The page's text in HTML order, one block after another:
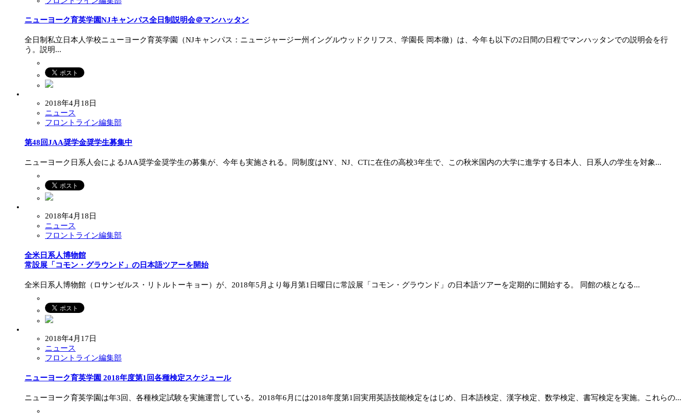
ニューヨーク育英学園NJキャンパス全日制説明会＠マンハッタン
全日制私立日本人学校ニューヨーク育英学園（NJキャンパス：ニュージャージー州イングルウッドクリフス、学園長 岡本徹）は、今年も以下の2日間の日程でマンハッタンでの説明会を行
う。説明...
2018年4月18日
ニュース
フロントライン編集部
第48回JAA奨学金奨学生募集中
ニューヨーク日系人会によるJAA奨学金奨学生の募集が、今年も実施される。同制度はNY、NJ、CTに在住の高校3年生で、この秋米国内の大学に進学する日本人、日系人の学生を対象...
2018年4月18日
ニュース
フロントライン編集部
全米日系人博物館
常設展「コモン・グラウンド」の日本語ツアーを開始
全米日系人博物館（ロサンゼルス・リトルトーキョー）が、2018年5月より毎月第1日曜日に常設展「コモン・グラウンド」の日本語ツアーを定期的に開始する。 同館の核となる...
2018年4月17日
ニュース
フロントライン編集部
ニューヨーク育英学園 2018年度第1回各種検定スケジュール
ニューヨーク育英学園は年3回、各種検定試験を実施運営している。2018年6月には2018年度第1回実用英語技能検定をはじめ、日本語検定、漢字検定、数学検定、書写検定を実施。これらの...